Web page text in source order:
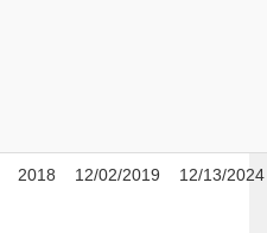
2018 12/02/2019 12/13/2024